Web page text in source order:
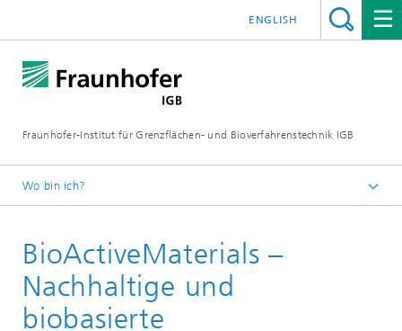
Fraunhofer-Institut für Grenzflächen- und Bioverfahrenstechnik IGB
ENGLISH
Wo bin ich?
Projekte
BioActiveMaterials –
Nachhaltige und
biobasierte